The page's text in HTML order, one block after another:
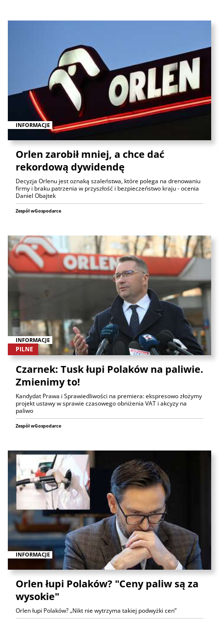
INFORMACJE
Orlen zarobił mniej, a chce dać
rekordową dywidendę
Decyzja Orlenu jest oznaką szaleństwa, które polega na drenowaniu
firmy i braku patrzenia w przyszłość i bezpieczeństwo kraju - ocenia
Daniel Obajtek
Zespół wGospodarce
INFORMACJE
PILNE
Czarnek: Tusk łupi Polaków na paliwie.
Zmienimy to!
Kandydat Prawa i Sprawiedliwości na premiera: ekspresowo złożymy
projekt ustawy w sprawie czasowego obniżenia VAT i akcyzy na
paliwo
Zespół wGospodarce
INFORMACJE
Orlen łupi Polaków? "Ceny paliw są za
wysokie"
Orlen łupi Polaków? „Nikt nie wytrzyma takiej podwyżki cen”